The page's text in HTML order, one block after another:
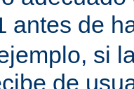
antes de
si
de